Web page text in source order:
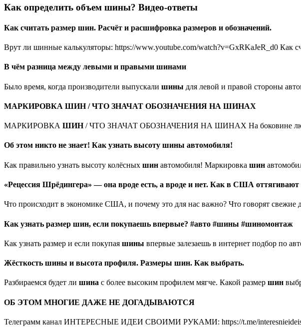
Как определить объем шины? Видео-ответы
Как считать размер шин. Расчёт и расшифровка размеров и обозначений.
Врут ли шинные калькуляторы: https://www.youtube.com/watch?v=GxRKaJeR_d0 Как
В чём разница между левыми и правыми шинами
Было время, когда производители выпускали шины для левой и правой стороны
МАРКИРОВКА ШИН / ЧТО ЗНАЧАТ ОБОЗНАЧЕНИЯ НА ШИНАХ
МАРКИРОВКА ШИН/ ЧТО ЗНАЧАТ ОБОЗНАЧЕНИЯ НА ШИНАХ На боковине
Об этом никто не знает! Как узнать высоту шины автомобиля!
Как правильно узнать высоту колёсных шин автомобиля! Маркировка шин
«Рецессия Шрёдингера» — она вроде есть, а вроде и нет. Как в США оттягивают
Что происходит в экономике США, и почему это для нас важно? Что говорят свежие
Как узнать размер шин, если покупаешь впервые? #авто #шины #шиномонтаж
Как узнать размер и если покупая шины впервые залезаешь в интернет подбор по
Жёсткость шины и высота профиля. Размеры шин. Как выбрать.
Разбираемся будет ли шина с более высоким профилем мягче. Какой размер шин
ОБ ЭТОМ МНОГИЕ ДАЖЕ НЕ ДОГАДЫВАЮТСЯ
Телеграмм канал ИНТЕРЕСНЫЕ ИДЕИ СВОИМИ РУКАМИ: https://t.me/